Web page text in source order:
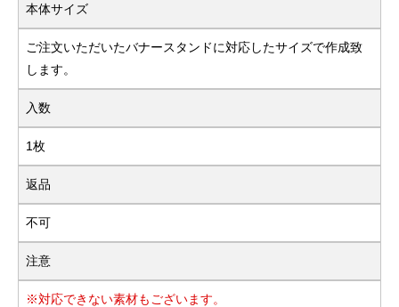
本体サイズ
ご注文いただいたバナースタンドに対応したサイズで作成致
します。
入数
1枚
返品
不可
注意
※対応できない素材もございます。